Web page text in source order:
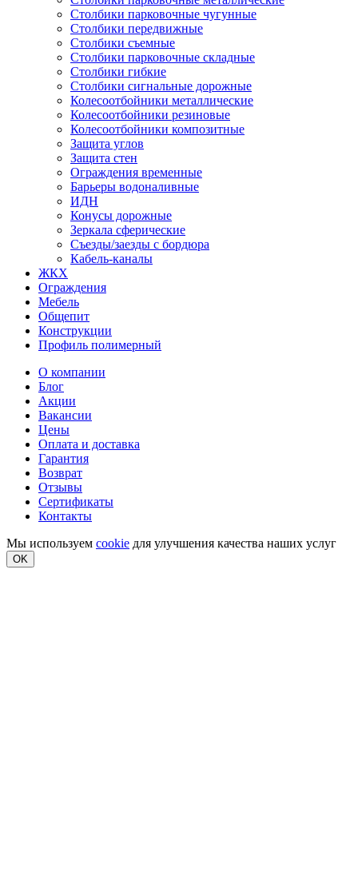
Столбики парковочные чугунные
Столбики передвижные
Столбики съемные
Столбики парковочные складные
Столбики гибкие
Столбики сигнальные дорожные
Колесоотбойники металлические
Колесоотбойники резиновые
Колесоотбойники композитные
Защита углов
Защита стен
Ограждения временные
Барьеры водоналивные
ИДН
Конусы дорожные
Зеркала сферические
Съезды/заезды с бордюра
Кабель-каналы
ЖКХ
Ограждения
Мебель
Общепит
Конструкции
Профиль полимерный
О компании
Блог
Акции
Вакансии
Цены
Оплата и доставка
Гарантия
Возврат
Отзывы
Сертификаты
Контакты
Мы используем cookie для улучшения качества наших услуг
OK